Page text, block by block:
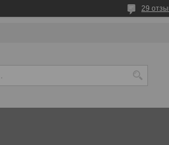
29